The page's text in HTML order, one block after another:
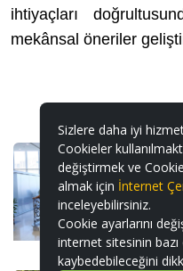
ihtiyaçları
mekânsal öneriler
Sizlere daha iyi
Cookieler
değiştirmek ve
almak için İnternet
inceleyebilirsiniz.
Cookie ayarlarını
internet sitesinin
kaybedebileceğini